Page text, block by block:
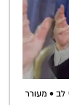
לב • מעורר